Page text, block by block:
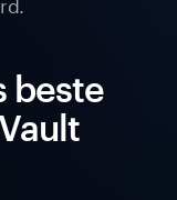
beste